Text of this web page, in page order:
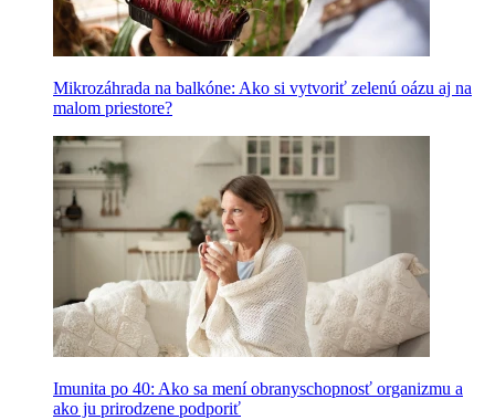
Mikrozáhrada na balkóne: Ako si vytvoriť zelenú oázu aj na
malom priestore?
Imunita po 40: Ako sa mení obranyschopnosť organizmu a
ako ju prirodzene podporiť